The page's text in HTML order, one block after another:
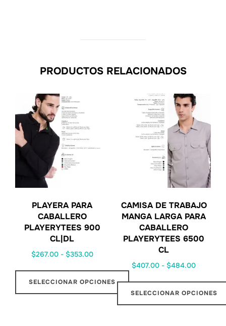
PRODUCTOS RELACIONADOS
PLAYERA PARA
CABALLERO
PLAYERYTEES 900
CL|DL
$267.00 - $353.00
SELECCIONAR OPCIONES
CAMISA DE TRABAJO
MANGA LARGA PARA
CABALLERO
PLAYERYTEES 6500
CL
$407.00 - $484.00
SELECCIONAR OPCIONES